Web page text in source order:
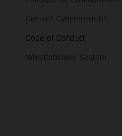
Contact Cybersecurite
Code of Conduct
Whistleblower System